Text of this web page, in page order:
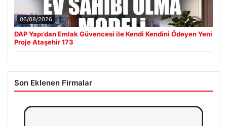
06/08/2026
DAP Yapı’dan Emlak Güvencesi ile Kendi Kendini Ödeyen Yeni
Proje Ataşehir 173
Son Eklenen Firmalar